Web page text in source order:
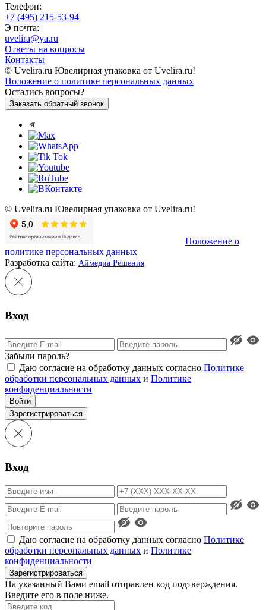
Телефон:
+7 (495) 215-53-94
Э почта:
uvelira@ya.ru
Ответы на вопросы
Контакты
© Uvelira.ru Ювелирная упаковка от Uvelira.ru!
Положение о политике персональных данных
Остались вопросы?
Заказать обратный звонок
© Uvelira.ru Ювелирная упаковка от Uvelira.ru!
Положение о
политике персональных данных
Разработка сайта: Аймедиа Решения
Вход
Забыли пароль?
Даю согласие на обработку данных согласно Политике
обработки персональных данных и Политике
конфиденциальности
Войти
Зарегистрироваться
Вход
Даю согласие на обработку данных согласно Политике
обработки персональных данных и Политике
конфиденциальности
Зарегистрироваться
На указанный Вами email отправлен код подтверждения.
Введите его в поле ниже.